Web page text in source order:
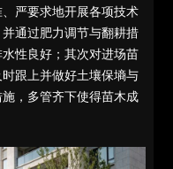
严要求地开展各项技术
通过肥力调节与翻耕措
性良好；其次对进场苗
跟上并做好土壤保墒与
，多管齐下使得苗木成